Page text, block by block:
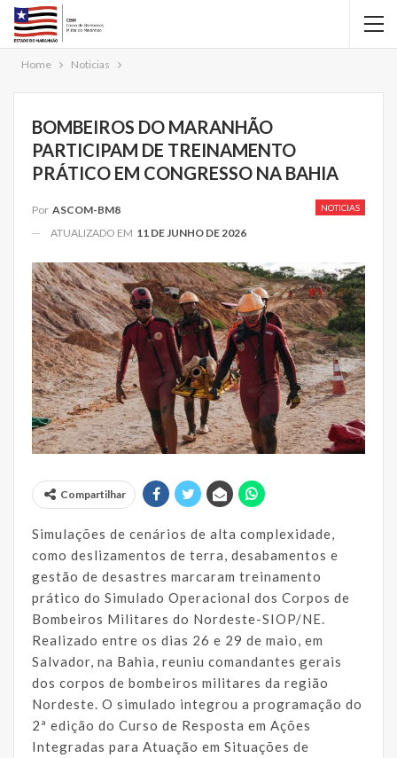
Home Noticias
BOMBEIROS DO MARANHÃO
PARTICIPAM DE TREINAMENTO
PRÁTICO EM CONGRESSO NA BAHIA
NOTICIAS
Por ASCOM-BM8
ATUALIZADO EM 11 DE JUNHO DE 2026
Compartilhar
Simulações de cenários de alta complexidade,
como deslizamentos de terra, desabamentos e
gestão de desastres marcaram treinamento
prático do Simulado Operacional dos Corpos de
Bombeiros Militares do Nordeste-SIOP/NE.
Realizado entre os dias 26 e 29 de maio, em
Salvador, na Bahia, reuniu comandantes gerais
dos corpos de bombeiros militares da região
Nordeste. O simulado integrou a programação do
2ª edição do Curso de Resposta em Ações
Integradas para Atuação em Situações de